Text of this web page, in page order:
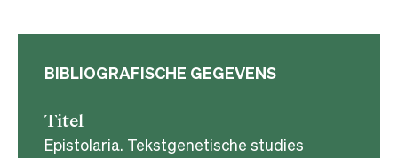
BIBLIOGRAFISCHE GEGEVENS
Titel
Epistolaria. Tekstgenetische studies